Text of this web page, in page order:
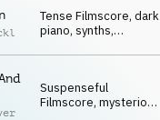
Tense Filmscore, dark
piano, synths,
determined
Suspenseful
Filmscore, mysterious